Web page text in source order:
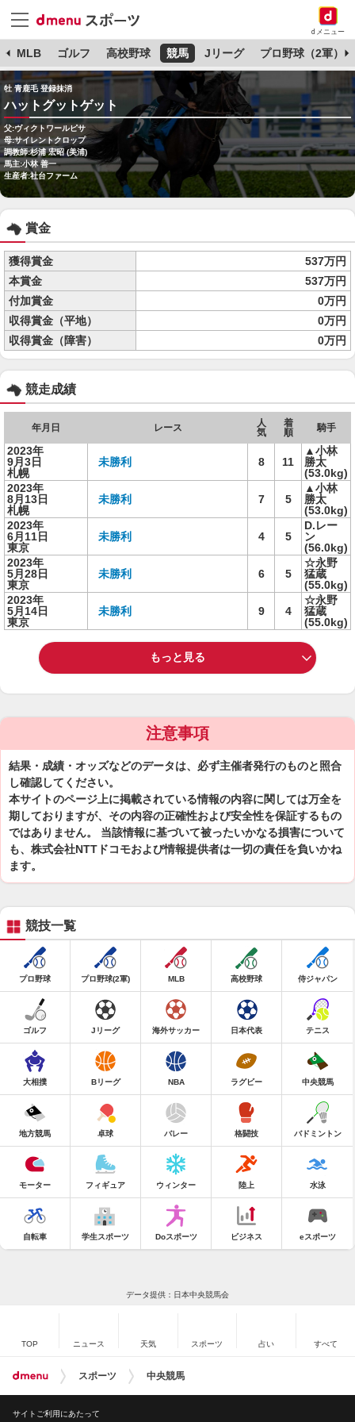
dメニュー
MLB ゴルフ 高校野球 競馬 Jリーグ プロ野球（2軍）
牡 青鹿毛 登録抹消
ハットグットゲット
父:ヴィクトワールピサ
母:サイレントクロップ
調教師:杉浦 宏昭 (美浦)
馬主:小林 善一
生産者:社台ファーム
賞金
獲得賞金
537万円
本賞金
537万円
付加賞金
0万円
収得賞金（平地）
0万円
収得賞金（障害）
0万円
競走成績
年月日 レース
人
気
着
順
騎手
2023年
9月3日
札幌
未勝利 8 11
▲小林
勝太
(53.0kg)
2023年
8月13日
札幌
未勝利 7 5
▲小林
勝太
(53.0kg)
2023年
6月11日
東京
未勝利 4 5
D.レー
ン
(56.0kg)
2023年
5月28日
東京
未勝利 6 5
☆永野
猛蔵
(55.0kg)
2023年
5月14日
東京
未勝利 9 4
☆永野
猛蔵
(55.0kg)
もっと見る
注意事項
結果・成績・オッズなどのデータは、必ず主催者発行のものと照合
し確認してください。
本サイトのページ上に掲載されている情報の内容に関しては万全を
期しておりますが、その内容の正確性および安全性を保証するもの
ではありません。 当該情報に基づいて被ったいかなる損害について
も、株式会社NTTドコモおよび情報提供者は一切の責任を負いかね
ます。
競技一覧
プロ野球 プロ野球(2軍) MLB 高校野球 侍ジャパン
ゴルフ Jリーグ 海外サッカー 日本代表 テニス
大相撲 Bリーグ NBA ラグビー 中央競馬
地方競馬 卓球 バレー 格闘技 バドミントン
モーター フィギュア ウィンター 陸上 水泳
自転車 学生スポーツ Doスポーツ ビジネス eスポーツ
データ提供：日本中央競馬会
TOP ニュース 天気 スポーツ 占い すべて
スポーツ 中央競馬
サイトご利用にあたって